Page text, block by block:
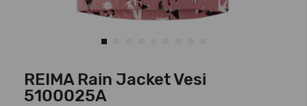
REIMA Rain Jacket Vesi
5100025A